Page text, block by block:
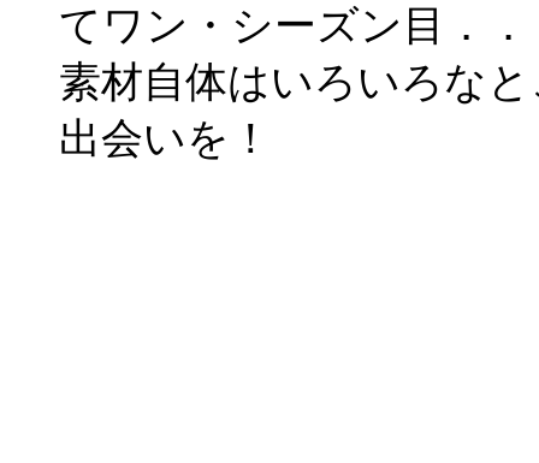
てワン・シーズン目．
素材自体はいろいろな
出会いを！